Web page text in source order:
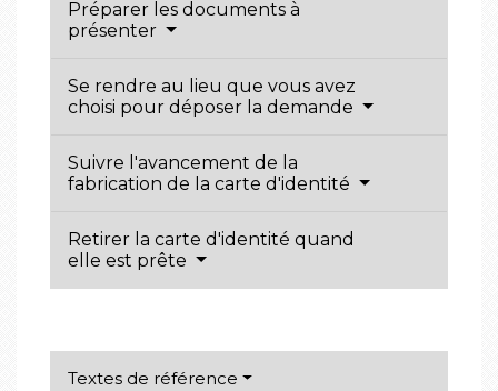
Préparer les documents à
présenter
Se rendre au lieu que vous avez
choisi pour déposer la demande
Suivre l'avancement de la
fabrication de la carte d'identité
Retirer la carte d'identité quand
elle est prête
Textes de référence